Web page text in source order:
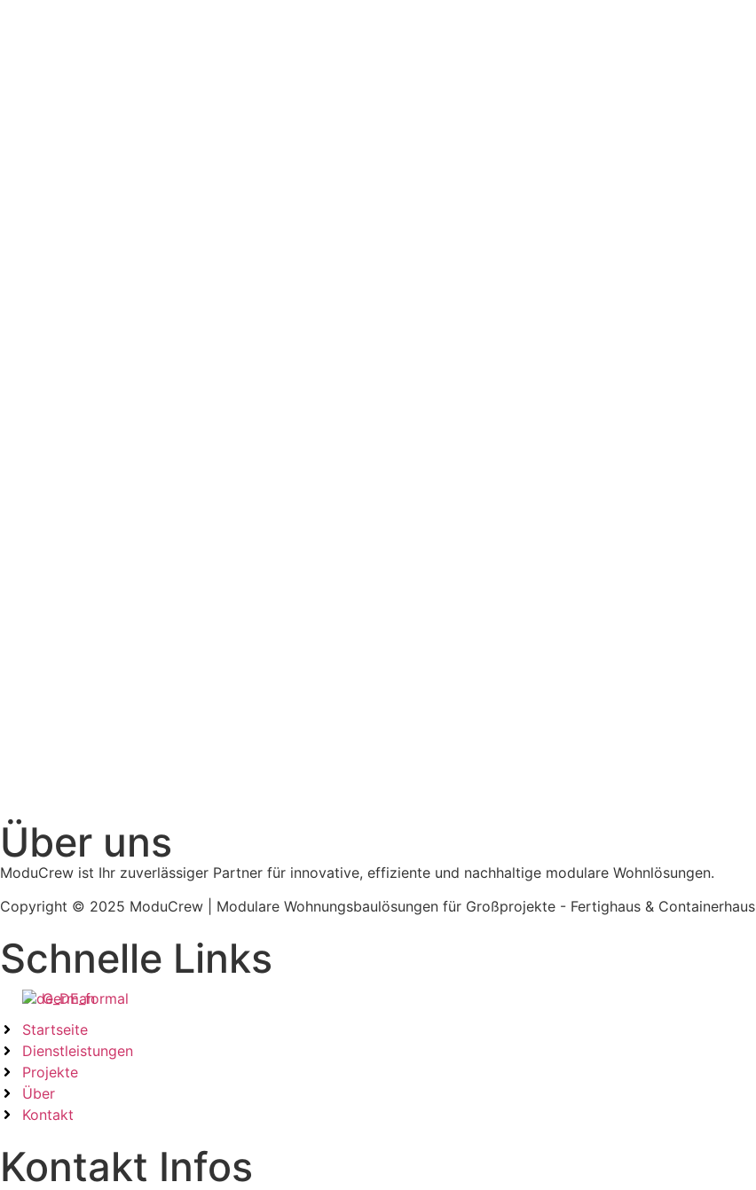
Über uns
ModuCrew ist Ihr zuverlässiger Partner für innovative, effiziente und nachhaltige modulare Wohnlösungen.
Copyright © 2025 ModuCrew | Modulare Wohnungsbaulösungen für Großprojekte - Fertighaus & Containerhaus
Schnelle Links
German
Startseite
Dienstleistungen
Projekte
Über
Kontakt
Kontakt Infos